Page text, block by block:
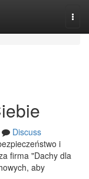
Discuss
i
firma "Dachy dla
aby